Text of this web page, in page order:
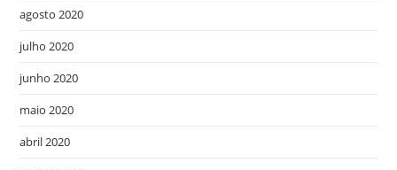
agosto 2020
julho 2020
junho 2020
maio 2020
abril 2020